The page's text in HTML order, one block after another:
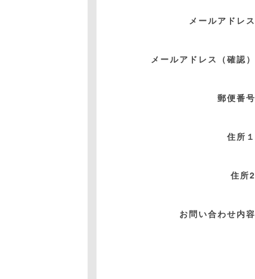
メールアドレス
メールアドレス（確認）
郵便番号
住所１
住所2
お問い合わせ内容